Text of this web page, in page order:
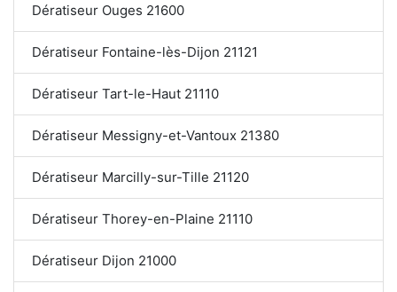
Dératiseur Ouges 21600
Dératiseur Fontaine-lès-Dijon 21121
Dératiseur Tart-le-Haut 21110
Dératiseur Messigny-et-Vantoux 21380
Dératiseur Marcilly-sur-Tille 21120
Dératiseur Thorey-en-Plaine 21110
Dératiseur Dijon 21000